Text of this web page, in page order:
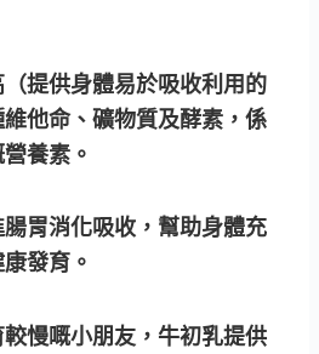
（提供身體易於吸收利用的
維他命、礦物質及酵素，係
養素。
胃消化吸收，幫助身體充
發育。
慢嘅小朋友，牛初乳提供